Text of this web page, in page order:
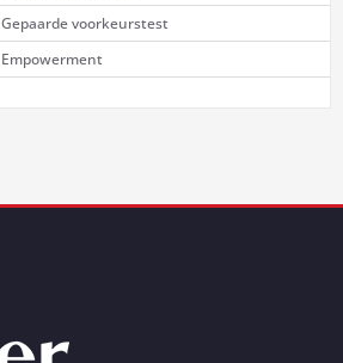
Gepaarde voorkeurstest
Empowerment